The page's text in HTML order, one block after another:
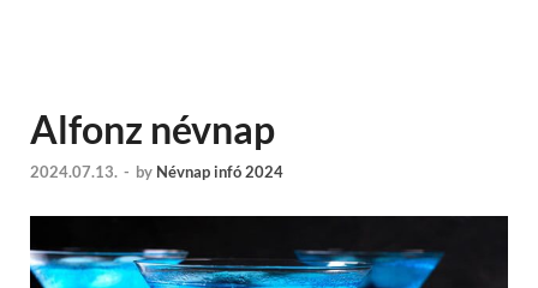
Alfonz névnap
2024.07.13. - by Névnap infó 2024